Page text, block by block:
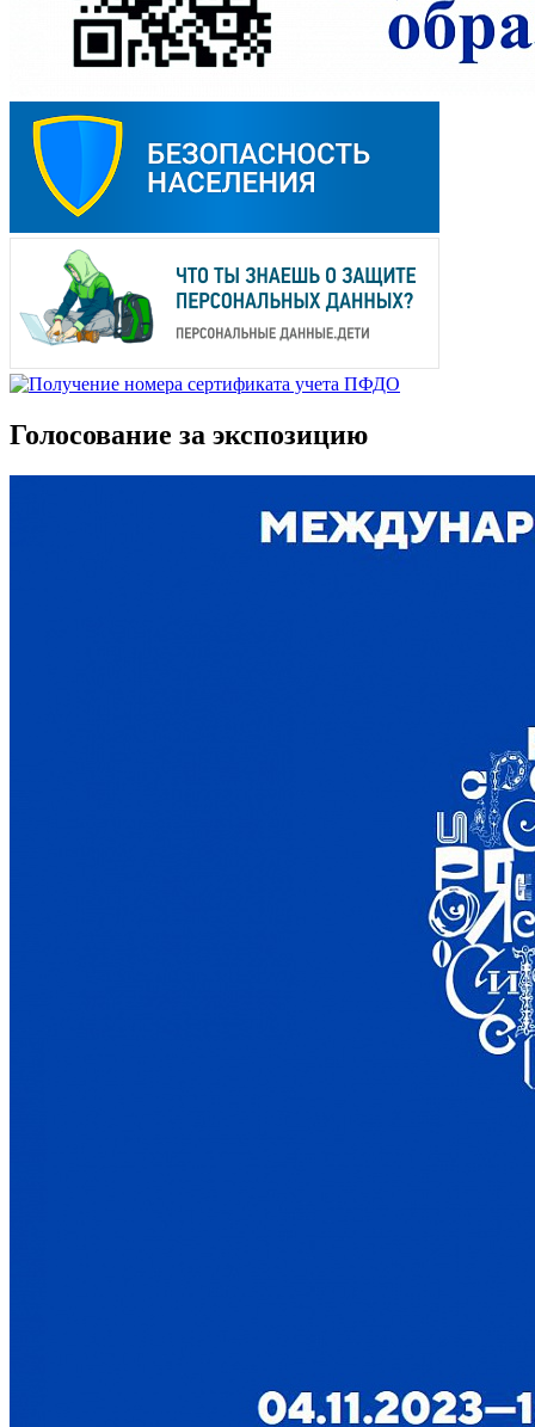
Голосование за экспозицию